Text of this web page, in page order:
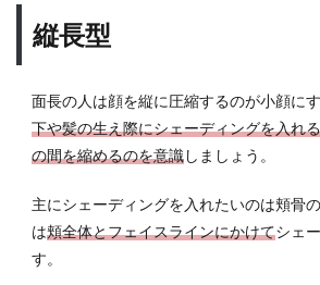
縦長型
面長の人は顔を縦に圧縮するのが小顔にす
下や髪の生え際にシェーディングを入れ
の間を縮めるのを意識しましょう。
主にシェーディングを入れたいのは頬骨
は頬全体とフェイスラインにかけてシェ
す。